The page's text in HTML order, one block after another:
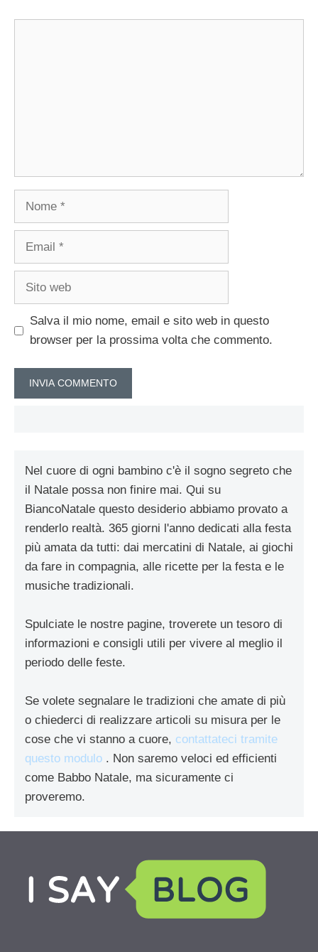
Nome
Email
Sito
Salva il mio nome, email e sito web in questo
browser per la prossima volta che commento.
Nel cuore di ogni bambino c'è il sogno segreto che
il Natale possa non finire mai. Qui su
BiancoNatale questo desiderio abbiamo provato a
renderlo realtà. 365 giorni l'anno dedicati alla festa
più amata da tutti: dai mercatini di Natale, ai giochi
da fare in compagnia, alle ricette per la festa e le
musiche tradizionali.
Spulciate le nostre pagine, troverete un tesoro di
informazioni e consigli utili per vivere al meglio il
periodo delle feste.
Se volete segnalare le tradizioni che amate di più
o chiederci di realizzare articoli su misura per le
cose che vi stanno a cuore, contattateci tramite
questo modulo . Non saremo veloci ed efficienti
come Babbo Natale, ma sicuramente ci
proveremo.